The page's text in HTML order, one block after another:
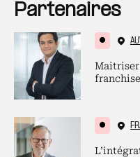
Partenaires
Maitriser